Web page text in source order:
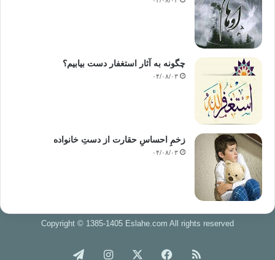
چگونه به آثار استغفار دست بیابیم؟
۰۴/۰۸/۰۳
زخمِ احساسِ حقارت از دستِ خانواده
۰۴/۰۸/۰۳
Copyright © 1385-1405 Eslahe.com All rights reserved
خوراک فیس اینستاگرام